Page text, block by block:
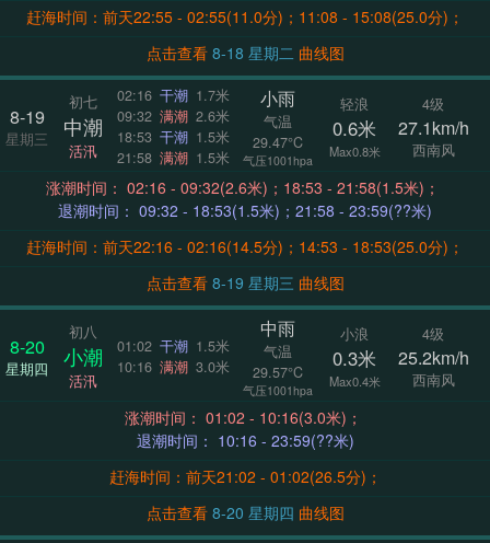
赶海时间：前天22:55 - 02:55(11.0分)；11:08 - 15:08(25.0分)；
点击查看
8-18 星期二 曲线图
8-19
星期三
初七
中潮
活汛
02:16 干潮 1.7米
09:32 满潮 2.6米
18:53 干潮 1.5米
21:58 满潮 1.5米
小雨
气温
29.47°C
气压1001hpa
轻浪
0.6米
Max0.8米
4级
27.1km/h
西南风
涨潮时间： 02:16 - 09:32(2.6米)；18:53 - 21:58(1.5米)；
退潮时间： 09:32 - 18:53(1.5米)；21:58 - 23:59(??米)
赶海时间：前天22:16 - 02:16(14.5分)；14:53 - 18:53(25.0分)；
点击查看
8-19 星期三 曲线图
8-20
星期四
初八
小潮
活汛
01:02 干潮 1.5米
10:16 满潮 3.0米
中雨
气温
29.57°C
气压1001hpa
小浪
0.3米
Max0.4米
4级
25.2km/h
西南风
涨潮时间： 01:02 - 10:16(3.0米)；
退潮时间： 10:16 - 23:59(??米)
赶海时间：前天21:02 - 01:02(26.5分)；
点击查看
8-20 星期四 曲线图